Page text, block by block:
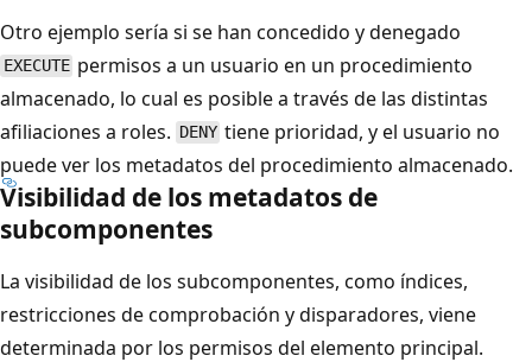
Otro ejemplo sería si se han concedido y denegado
EXECUTE permisos a un usuario en un procedimiento
almacenado, lo cual es posible a través de las distintas
afiliaciones a roles. DENY tiene prioridad, y el usuario no
puede ver los metadatos del procedimiento almacenado.
Visibilidad de los metadatos de
subcomponentes
La visibilidad de los subcomponentes, como índices,
restricciones de comprobación y disparadores, viene
determinada por los permisos del elemento principal.